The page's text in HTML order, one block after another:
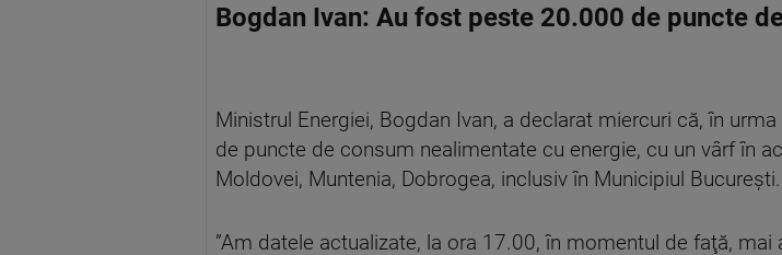
Bogdan Ivan: Au fost peste 20.000 de puncte
Ministrul Energiei, Bogdan Ivan, a declarat miercuri că, în
de puncte de consum nealimentate cu energie, cu un vârf în
Moldovei, Muntenia, Dobrogea, inclusiv în Municipiul Bucureşti.
”Am datele actualizate, la ora 17.00, în momentul de faţă,